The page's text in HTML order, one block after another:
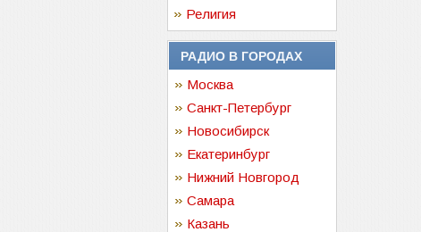
Религия
РАДИО В ГОРОДАХ
Москва
Санкт-Петербург
Новосибирск
Екатеринбург
Нижний Новгород
Самара
Казань